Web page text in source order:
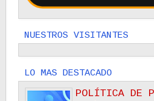
NUESTROS VISITANTES
LO MAS DESTACADO
POLÍTICA DE